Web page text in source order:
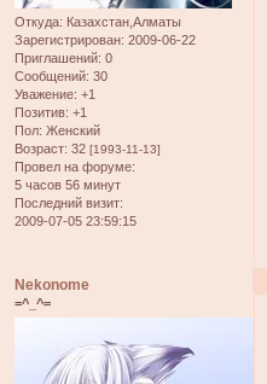
Откуда: Казахстан,Алматы
Зарегистрирован: 2009-06-22
Приглашений: 0
Сообщений: 30
Уважение: +1
Позитив: +1
Пол: Женский
Возраст: 32 [1993-11-13]
Провел на форуме:
5 часов 56 минут
Последний визит:
2009-07-05 23:59:15
Nekonome
=^_^=